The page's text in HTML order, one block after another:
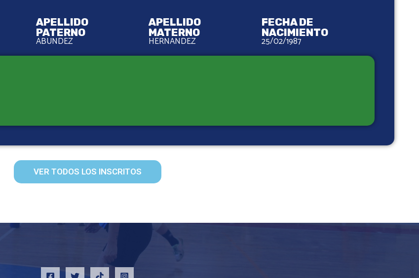
APELLIDO
PATERNO
ABUNDEZ
APELLIDO
MATERNO
HERNANDEZ
FECHA DE
NACIMIENTO
25/02/1987
VER TODOS LOS INSCRITOS